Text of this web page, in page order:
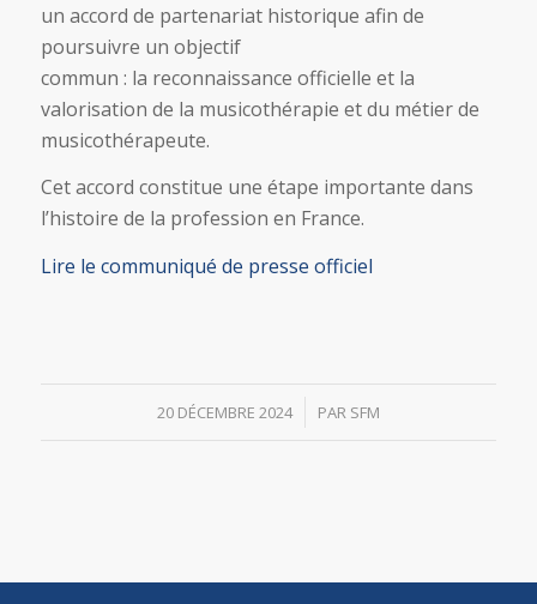
un accord de partenariat historique afin de
poursuivre un objectif
commun : la reconnaissance officielle et la
valorisation de la musicothérapie et du métier de
musicothérapeute.
Cet accord constitue une étape importante dans
l’histoire de la profession en France.
Lire le communiqué de presse officiel
20 DÉCEMBRE 2024
/ PAR SFM